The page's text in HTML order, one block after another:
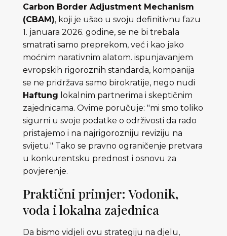
Carbon Border Adjustment Mechanism
(CBAM), koji je ušao u svoju definitivnu fazu
1. januara 2026. godine, se ne bi trebala
smatrati samo preprekom, već i kao jako
moćnim narativnim alatom. ispunjavanjem
evropskih rigoroznih standarda, kompanija
se ne pridržava samo birokratije, nego nudi
Haftung lokalnim partnerima i skeptičnim
zajednicama. Ovime poručuje: "mi smo toliko
sigurni u svoje podatke o održivosti da rado
pristajemo i na najrigorozniju reviziju na
svijetu." Tako se pravno ograničenje pretvara
u konkurentsku prednost i osnovu za
povjerenje.
Praktični primjer: Vodonik,
voda i lokalna zajednica
Da bismo vidjeli ovu strategiju na djelu,